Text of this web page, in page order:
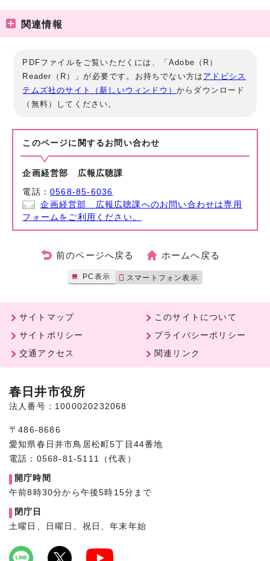
関連情報
PDFファイルをご覧いただくには、「Adobe（R）
Reader（R）」が必要です。お持ちでない方は アドビシス
テムズ社のサイト（新しいウィンドウ）からダウンロード
（無料）してください。
このページに関する お問い合わせ
企画経営部 広報広聴課
電話：0568-85-6036
企画経営部 広報広聴課へのお問い合わせは専用
フォームをご利用ください。
前のページへ戻る ホームへ戻る
PC表示 スマートフォン表示
サイトマップ
このサイトについて
サイトポリシー
プライバシーポリシー
交通アクセス
関連リンク
春日井市役所
法人番号：1000020232068
〒486-8686
愛知県春日井市鳥居松町5丁目44番地
電話：0568-81-5111（代表）
開庁時間
午前8時30分から午後5時15分まで
閉庁日
土曜日、日曜日、祝日、年末年始